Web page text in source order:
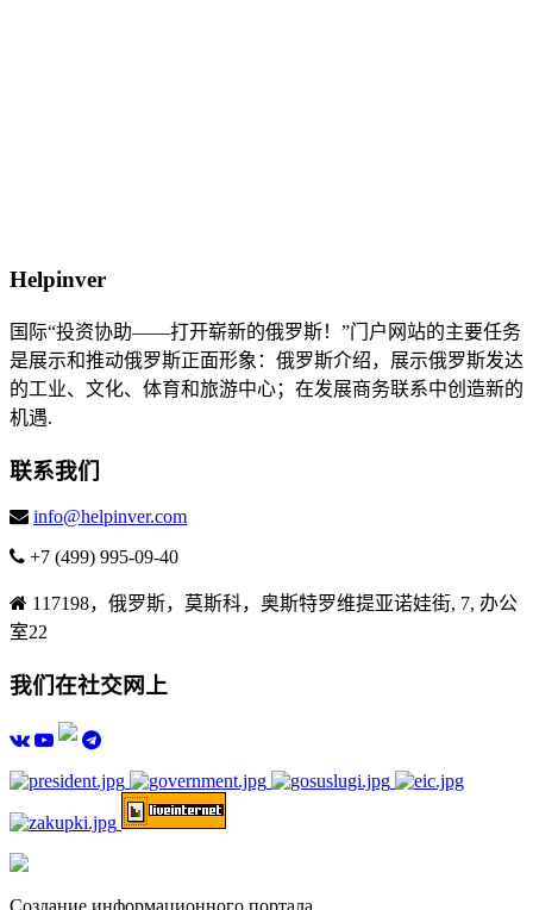
Helpinver
国际“投资协助——打开崭新的俄罗斯！”门户网站的主要任务
是展示和推动俄罗斯正面形象：俄罗斯介绍，展示俄罗斯发达
的工业、文化、体育和旅游中心；在发展商务联系中创造新的
机遇.
联系我们
info@helpinver.com
+7 (499) 995-09-40
117198，俄罗斯，莫斯科，奥斯特罗维提亚诺娃街, 7, 办公
室22
我们在社交网上
Создание информационного портала